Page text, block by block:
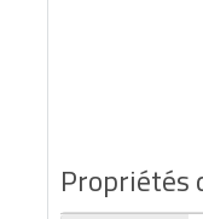
Propriétés